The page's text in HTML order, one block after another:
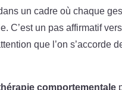
un cadre où chaque
C’est un pas affirmatif
que l’on s’accorde
comportementale